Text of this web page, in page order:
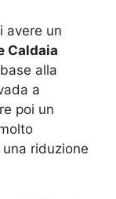
avere un
Caldaia
alla
a
poi un
riduzione